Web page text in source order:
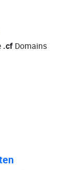
.cfDomains